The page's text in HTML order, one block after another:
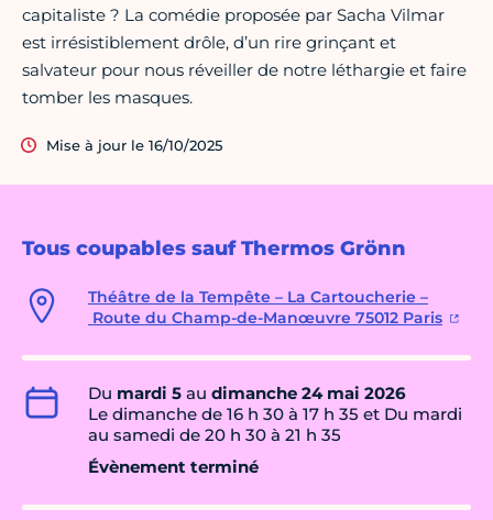
Tous coupables sauf Thermos Grönn
Théâtre de la Tempête – La Cartoucherie –
Route du Champ-de-Manœuvre 75012 Paris
Du mardi 5 au dimanche 24 mai 2026
Le dimanche de 16 h 30 à 17 h 35 et Du mardi
au samedi de 20 h 30 à 21 h 35
Évènement terminé
capitaliste ? La comédie proposée par Sacha Vilmar
est irrésistiblement drôle, d’un rire grinçant et
salvateur pour nous réveiller de notre léthargie et faire
tomber les masques.
Mise à jour le 16/10/2025